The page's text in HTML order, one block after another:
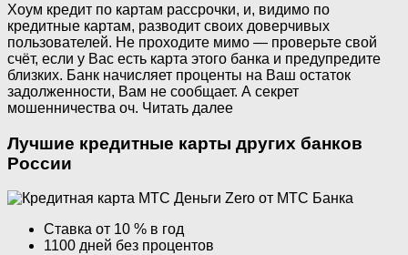
Хоум кредит по картам рассрочки, и, видимо по
кредитные картам, разводит своих доверчивых
пользователей. Не проходите мимо — проверьте свой
счёт, если у Вас есть карта этого банка и предупредите
близких. Банк начисляет проценты на Ваш остаток
задолженности, Вам не сообщает. А секрет
мошенничества оч. Читать далее
Лучшие кредитные карты других банков
России
Ставка от 10 % в год
1100 дней без процентов